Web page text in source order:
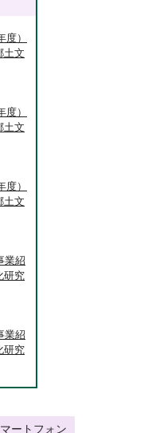
）
土文
）
土文
）
土文
業紹
研究
業紹
研究
ートフォン